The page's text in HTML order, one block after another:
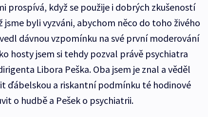
prospívá, když se použije i dobrých zkušeností
jsme byli vyzváni, abychom něco do toho živého
dávnou vzpomínku na své první moderování
hosty jsem si tehdy pozval právě psychiatra
Libora Peška. Oba jsem je znal a věděl
ďábelskou a riskantní podmínku té hodinové
o hudbě a Pešek o psychiatrii.